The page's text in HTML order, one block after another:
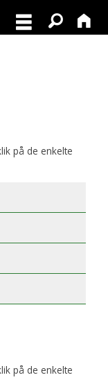
på de enkelte
på de enkelte